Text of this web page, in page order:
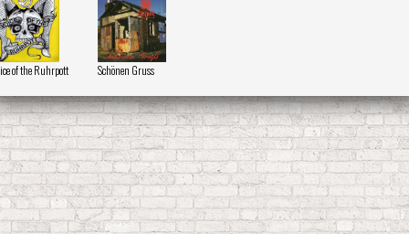
of the Ruhrpott Schönen Gruss